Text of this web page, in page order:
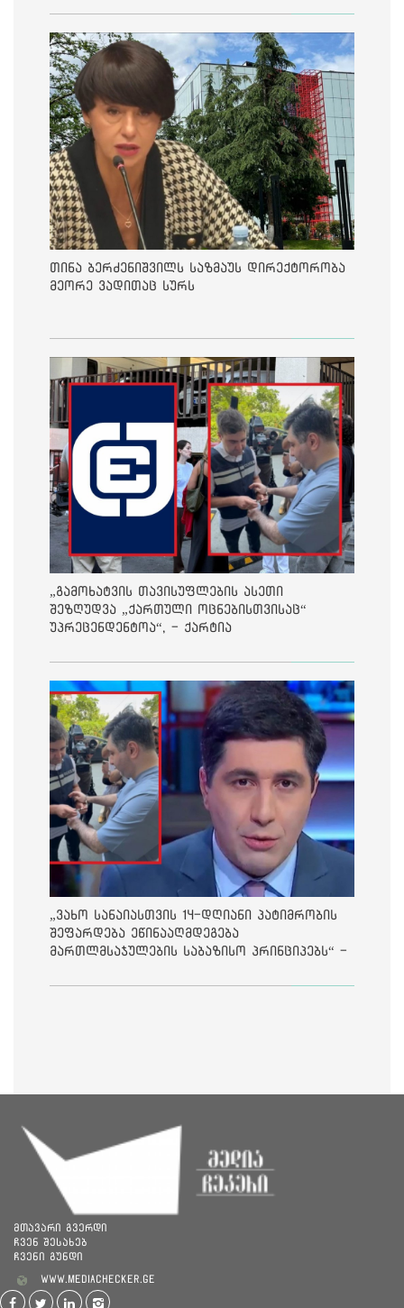
თინა ბერძენიშვილს საზმაუს დირექტორობა
მეორე ვადითაც სურს
„გამოხატვის თავისუფლების ასეთი
შეზღუდვა „ქართული ოცნებისთვისაც“
უპრეცენდენტოა“, - ქარტია
„ვახო სანაიასთვის 14-დღიანი პატიმრობის
შეფარდება ეწინააღმდეგება
მართლმსაჯულების საბაზისო პრინციპებს“ -
მთავარი გვერდი
ჩვენ შესახებ
ჩვენი გუნდი
www.mediachecker.ge